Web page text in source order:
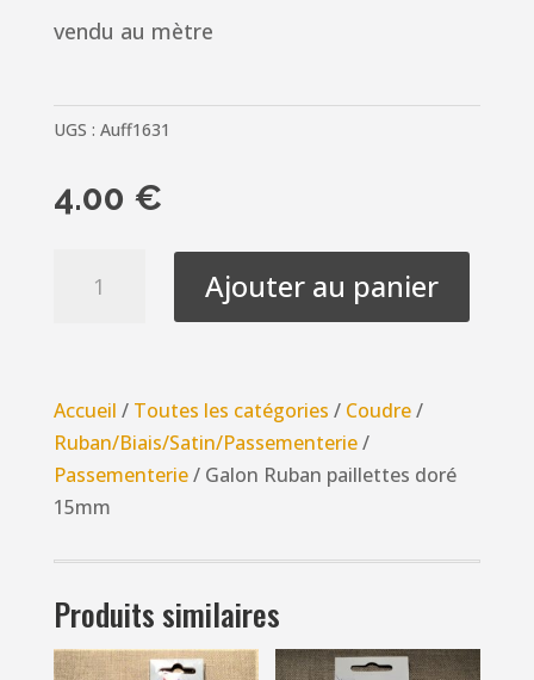
vendu au mètre
UGS : Auff1631
4.00 €
doré
15mm
Ajouter au panier
Accueil / Toutes les catégories / Coudre/
Ruban/Biais/Satin/Passementerie/
Passementerie/ Galon Ruban paillettes doré
15mm
Produits similaires